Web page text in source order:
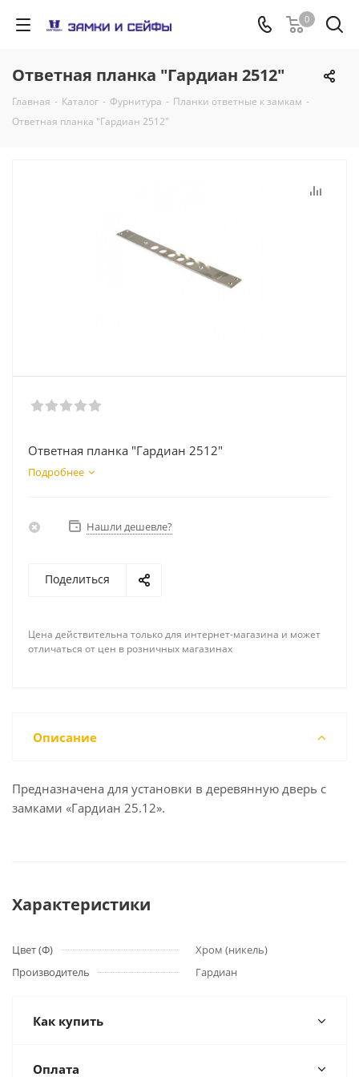
0
Ответная планка "Гардиан 2512"
Главная - Каталог - Фурнитура - Планки ответные к замкам -
Ответная планка "Гардиан 2512"
Ответная планка "Гардиан 2512"
Подробнее
Нашли дешевле?
Поделиться
Цена действительна только для интернет-магазина и может
отличаться от цен в розничных магазинах
Описание
Предназначена для установки в деревянную дверь с
замками «Гардиан 25.12».
Характеристики
Цвет (Ф)
Хром (никель)
Производитель
Гардиан
Как купить
Оплата